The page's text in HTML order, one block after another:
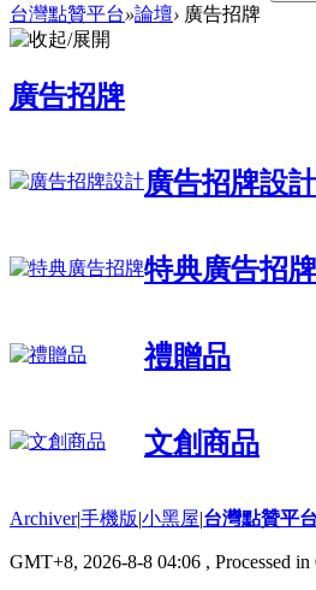
台灣點贊平台»論壇› 廣告招牌
廣告招牌
廣告招牌設計
特典廣告招牌
禮贈品
文創商品
Archiver|手機版|小黑屋|台灣點贊平台
GMT+8, 2026-8-8 04:06 , Processed